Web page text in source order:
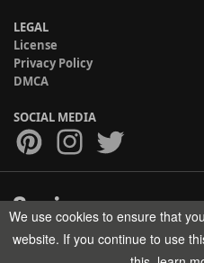
LEGAL
License
Privacy Policy
DMCA
SOCIAL MEDIA
Copyright © 2017-2026 HELMAN
We use cookies to ensure that
website. If you continue to use